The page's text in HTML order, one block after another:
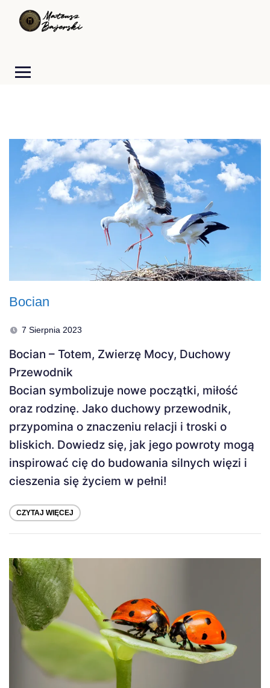
Bocian
7 Sierpnia 2023
Bocian – Totem, Zwierzę Mocy, Duchowy
Przewodnik
Bocian symbolizuje nowe początki, miłość
oraz rodzinę. Jako duchowy przewodnik,
przypomina o znaczeniu relacji i troski o
bliskich. Dowiedz się, jak jego powroty mogą
inspirować cię do budowania silnych więzi i
cieszenia się życiem w pełni!
CZYTAJ WIĘCEJ